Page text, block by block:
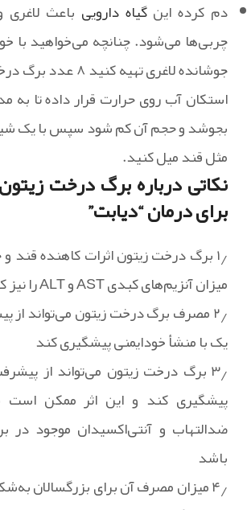
دم کرده اینگیاه دارویی باعث
چربی‌ها می‌شود. چنانچه می‌خواهید با
جوشانده لاغری تهیه
بجوشد و حجم آن کم شود سپس با یک
مثل قند میل کنید.
نکاتی درباره برگ درخت
برای درمان “دیابت”
۱٫ برگ درخت زیتون اثرات کاهنده قند
میزان آنزیم‌های کبدی AST و ALT را نیز کم می‌کند
۲٫ مصرف برگ درخت زیتون می‌تواند از
یک با منشأ خودایمنی پیشگیری کند
۳٫ برگ درخت زیتون می‌تواند از
پیشگیری کند و این اثر ممکن است
ضدالتهاب و آنتی‌اکسیدان موجود در
باشد
۴٫ میزان‌ مصرف آن برای بزرگسالان